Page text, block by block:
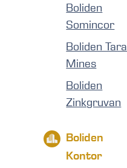
Boliden
Somincor
Boliden Tara
Mines
Boliden
Zinkgruvan
Boliden
Kontor